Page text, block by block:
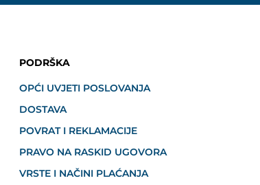
PODRŠKA
OPĆI UVJETI POSLOVANJA
DOSTAVA
POVRAT I REKLAMACIJE
PRAVO NA RASKID UGOVORA
VRSTE I NAČINI PLAĆANJA